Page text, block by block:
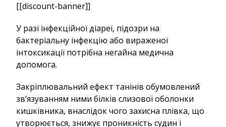
[[discount-banner]]
У разі інфекційної діареї, підозри на
бактеріальну інфекцію або вираженої
інтоксикації потрібна негайна медична
допомога.
Закріплювальний ефект танінів обумовлений
зв’язуванням ними білків слизової оболонки
кишківника, внаслідок чого захисна плівка, що
утворюється, знижує проникність судин і